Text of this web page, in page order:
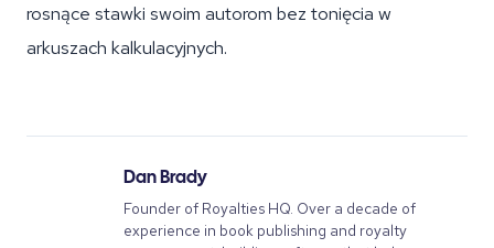
rosnące stawki swoim autorom bez tonięcia w
arkuszach kalkulacyjnych.
Dan Brady
Founder of Royalties HQ. Over a decade of
experience in book publishing and royalty